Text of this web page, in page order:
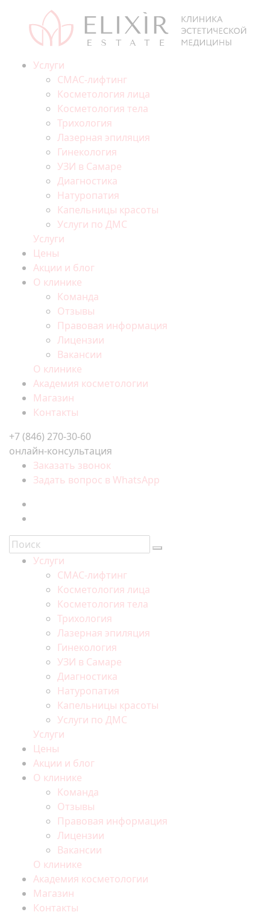
Услуги
СМАС-лифтинг
Косметология лица
Косметология тела
Трихология
Лазерная эпиляция
Гинекология
УЗИ в Самаре
Диагностика
Натуропатия
Капельницы красоты
Услуги по ДМС
Услуги
Цены
Акции и блог
О клинике
Команда
Отзывы
Правовая информация
Лицензии
Вакансии
О клинике
Академия косметологии
Магазин
Контакты
+7 (846) 270-30-60
онлайн-консультация
Заказать звонок
Задать вопрос в WhatsApp
Услуги
СМАС-лифтинг
Косметология лица
Косметология тела
Трихология
Лазерная эпиляция
Гинекология
УЗИ в Самаре
Диагностика
Натуропатия
Капельницы красоты
Услуги по ДМС
Услуги
Цены
Акции и блог
О клинике
Команда
Отзывы
Правовая информация
Лицензии
Вакансии
О клинике
Академия косметологии
Магазин
Контакты